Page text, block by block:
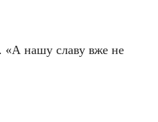
нашу славу вже не